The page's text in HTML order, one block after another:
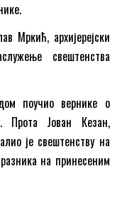
Мркић, архијерејски
свештенства
поучио вернике о
Прота Јован Кезан,
је свештенству на
на принесеним